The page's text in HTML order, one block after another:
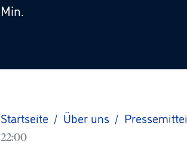
Min.
Startseite / Über uns /
22:00